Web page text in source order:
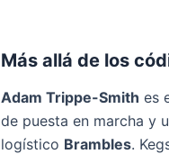
Más allá de los
Adam Trippe-Smith es
de puesta en marcha y
logístico Brambles.